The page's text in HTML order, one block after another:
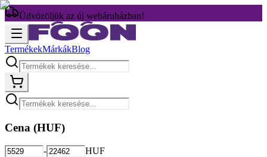
Üdvözöljük az új webáruházban!
TermékekMárkákBlog
Cena (HUF)
- HUF